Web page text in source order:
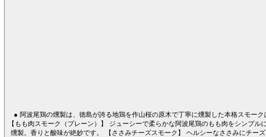
● 阿波尾鶏の燻製は、徳島が誇る地鶏を作山桜の原木で丁寧に燻製した本格スモー
【もも肉スモーク（プレーン）】 ジューシーで柔らかな阿波尾鶏のもも肉をシンプ
燻製。香りと酸味が絶妙です。 【ささみチーズスモーク】 ヘルシーなささみにチーズを合わせ、じっくり燻製。